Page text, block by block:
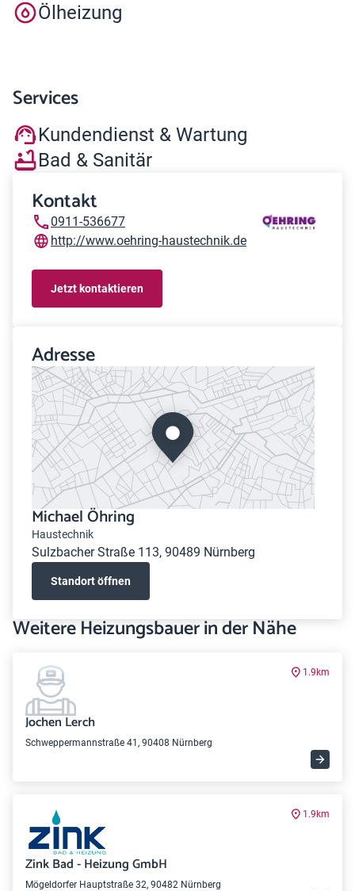
Ölheizung
Services
Kundendienst & Wartung
Bad & Sanitär
Kontakt
0911-536677
http://www.oehring-haustechnik.de
Jetzt kontaktieren
Adresse
Michael Öhring
Haustechnik
Sulzbacher Straße 113, 90489 Nürnberg
Standort öffnen
Weitere Heizungsbauer in der Nähe
1.9km
Jochen Lerch
Schweppermannstraße 41, 90408 Nürnberg
1.9km
Zink Bad - Heizung GmbH
Mögeldorfer Hauptstraße 32, 90482 Nürnberg